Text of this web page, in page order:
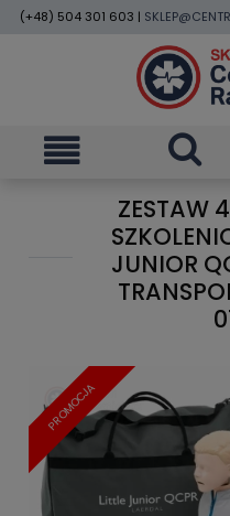
(+48) 504 301 603 |
ZESTAW
JUNIOR
PROMOCJA